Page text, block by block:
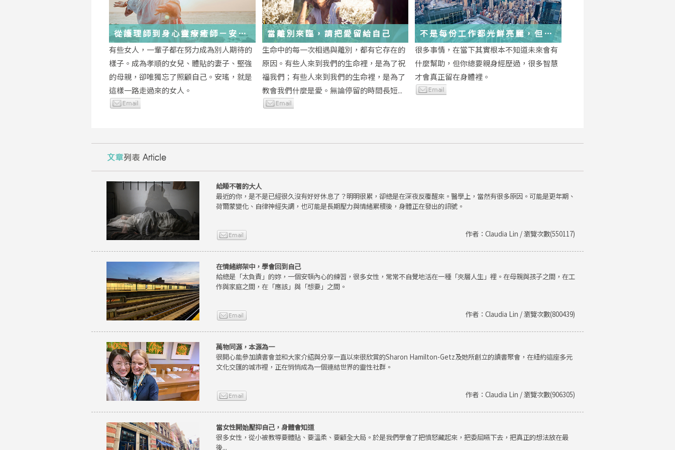
從護理師到身心靈療癒師－安
瑤：每一段低谷，都能成為重生
的起點
有些女人，一輩子都在努力成為別人期待的
樣子。成為孝順的女兒、體貼的妻子、堅強
的母親，卻唯獨忘了照顧自己。安瑤，就是
這樣一路走過來的女人。
當離別來臨，請把愛留給自己
生命中的每一次相遇與離別，都有它存在的
原因。有些人來到我們的生命裡，是為了祝
福我們；有些人來到我們的生命裡，是為了
教會我們什麼是愛。無論停留的時間長短...
不是每份工作都光鮮亮麗，但每
段經歷都在偷偷改變你
很多事情，在當下其實根本不知道未來會有
什麼幫助，但你總要親身經歷過，很多智慧
才會真正留在身體裡。
給睡不著的大人
最近的你，是不是已經很久沒有好好休息了？明明很累，卻總是在深夜反覆醒來。醫學上，當然有很多原因。可能是更年期、
荷爾蒙變化、自律神經失調，也可能是長期壓力與情緒累積後，身體正在發出的訊號。
作者：Claudia Lin / 瀏覽次數(550117)
在情緒綁架中，學會回到自己
給總是「太負責」的妳，一個安頓內心的練習，很多女性，常常不自覺地活在一種「夾層人生」裡。在母親與孩子之間，在工
作與家庭之間，在「應該」與「想要」之間。
作者：Claudia Lin / 瀏覽次數(800439)
萬物同源，本源為一
很開心能參加讀書會並和大家介紹與分享一直以來很欣賞的Sharon Hamilton-Getz及她所創立的讀書聚會，在紐約這座多元
文化交匯的城市裡，正在悄悄成為一個連結世界的靈性社群。
作者：Claudia Lin / 瀏覽次數(906305)
當女性開始壓抑自己，身體會知道
很多女性，從小被教導要體貼、要溫柔、要顧全大局。於是我們學會了把憤怒藏起來，把委屈嚥下去，把真正的想法放在最
後...